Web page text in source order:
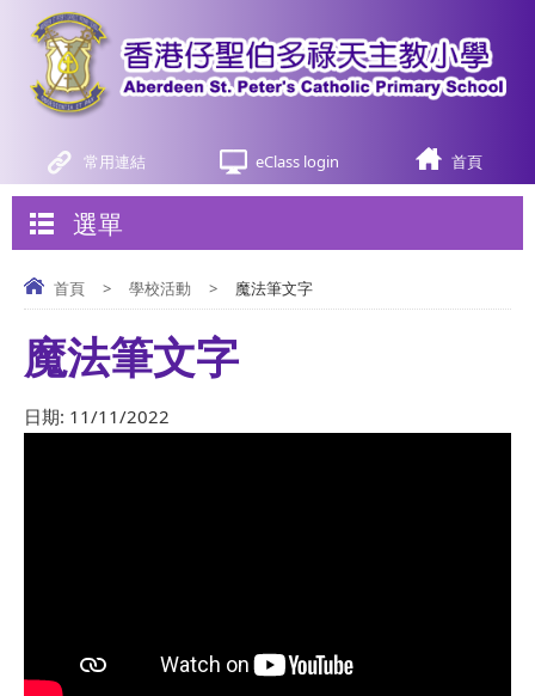
常用連結 eClass login 首頁
選單
首頁 > 學校活動 > 魔法筆文字
魔法筆文字
日期: 11/11/2022